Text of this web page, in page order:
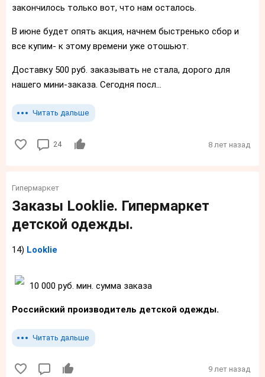
закончилось только вот, что нам осталось.
В июне будет опять акция, начнем быстренько сбор и
все купим- к этому времени уже отошьют.
Доставку 500 руб. заказывать не стала, дорого для
нашего мини-заказа. Сегодня посл...
Читать дальше
24 8 лет назад
Гипермаркет
Заказы Looklie. Гипермаркет
детской одежды.
14) Looklie
10 000 руб. мин. сумма заказа
Российский производитель детской одежды.
Читать дальше
9 лет назад